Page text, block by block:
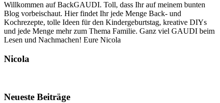
Willkommen auf BackGAUDI. Toll, dass Ihr auf meinem bunten
Blog vorbeischaut. Hier findet Ihr jede Menge Back- und
Kochrezepte, tolle Ideen für den Kindergeburtstag, kreative DIYs
und jede Menge mehr zum Thema Familie. Ganz viel GAUDI beim
Lesen und Nachmachen! Eure Nicola
Nicola
Neueste Beiträge